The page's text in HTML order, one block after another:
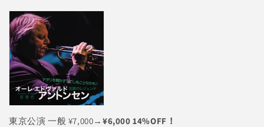
東京公演 一般 ¥7,000→ ¥6,000 14%OFF！